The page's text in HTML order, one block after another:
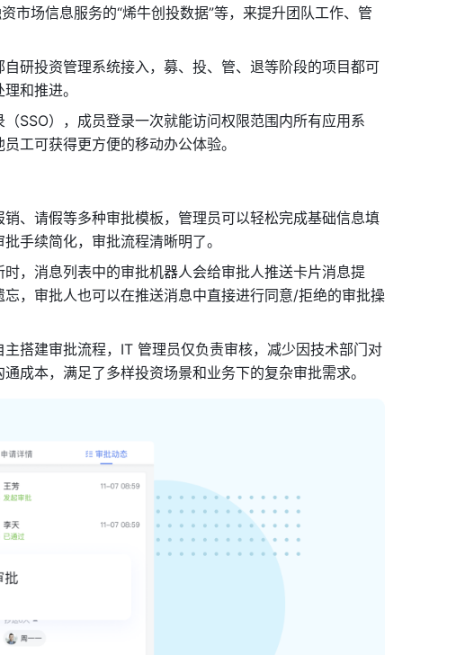
市场信息服务的“烯牛创投数据”等，来提升团队工作、管
研投资管理系统接入，募、投、管、退等阶段的项目都可
和推进。
SSO），成员登录一次就能访问权限范围内所有应用系
工可获得更方便的移动办公体验。
、请假等多种审批模板，管理员可以轻松完成基础信息填
手续简化，审批流程清晰明了。
，消息列表中的审批机器人会给审批人推送卡片消息提
，审批人也可以在推送消息中直接进行同意/拒绝的审批操
搭建审批流程，IT 管理员仅负责审核，减少因技术部门对
成本，满足了多样投资场景和业务下的复杂审批需求。